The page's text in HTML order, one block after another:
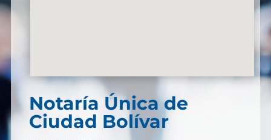
Notaría Única de
Ciudad Bolívar